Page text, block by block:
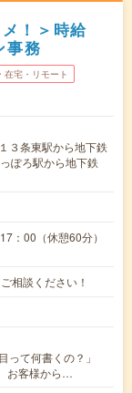
！＞時給
事務
在宅・リモート
３条東駅から地下鉄
ぽろ駅から地下鉄
：00（休憩60分）
相談ください！
って何書くの？」
お客様から…